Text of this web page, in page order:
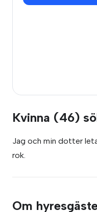
Kvinna (46)
Jag och min dotter
rok.
Om